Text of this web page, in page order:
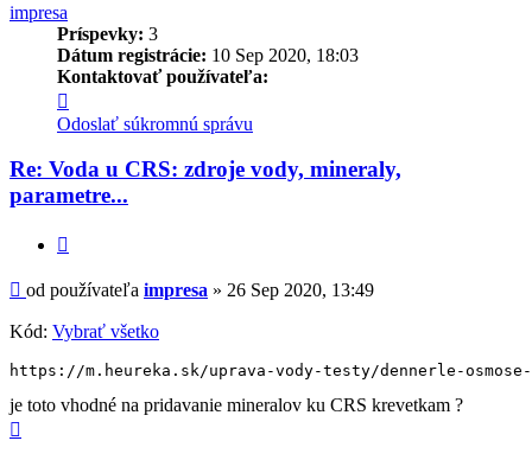
impresa
Príspevky: 3
Dátum registrácie: 10 Sep 2020, 18:03
Kontaktovať používateľa:
informácie
používateľa
impresa
Odoslať súkromnú správu
Re: Voda u CRS: zdroje vody, mineraly,
parametre...
Príspevok
od používateľa impresa » 26 Sep 2020, 13:49
Kód: Vybrať všetko
https://m.heureka.sk/uprava-vody-testy/dennerle-
je toto vhodné na pridavanie mineralov ku CRS krevetkam ?